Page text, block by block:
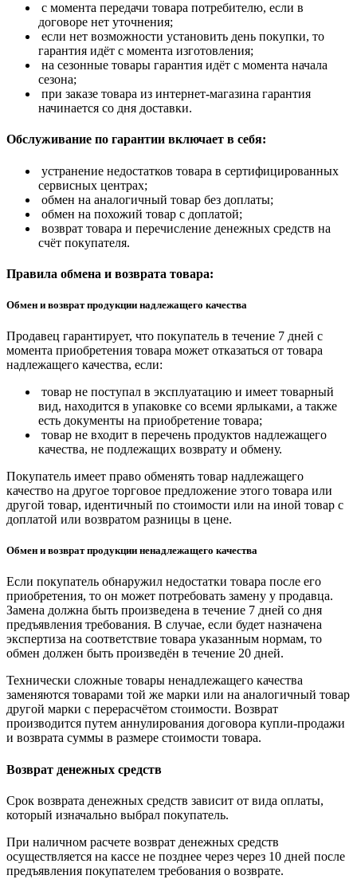
с момента передачи товара потребителю, если в
договоре нет уточнения;
если нет возможности установить день покупки, то
гарантия идёт с момента изготовления;
на сезонные товары гарантия идёт с момента начала
сезона;
при заказе товара из интернет-магазина гарантия
начинается со дня доставки.
Обслуживание по гарантии включает в себя:
устранение недостатков товара в сертифицированных
сервисных центрах;
обмен на аналогичный товар без доплаты;
обмен на похожий товар с доплатой;
возврат товара и перечисление денежных средств на
счёт покупателя.
Правила обмена и возврата товара:
Обмен и возврат продукции надлежащего качества
Продавец гарантирует, что покупатель в течение 7 дней с
момента приобретения товара может отказаться от товара
надлежащего качества, если:
товар не поступал в эксплуатацию и имеет товарный
вид, находится в упаковке со всеми ярлыками, а также
есть документы на приобретение товара;
товар не входит в перечень продуктов надлежащего
качества, не подлежащих возврату и обмену.
Покупатель имеет право обменять товар надлежащего
качество на другое торговое предложение этого товара или
другой товар, идентичный по стоимости или на иной товар с
доплатой или возвратом разницы в цене.
Обмен и возврат продукции ненадлежащего качества
Если покупатель обнаружил недостатки товара после его
приобретения, то он может потребовать замену у продавца.
Замена должна быть произведена в течение 7 дней со дня
предъявления требования. В случае, если будет назначена
экспертиза на соответствие товара указанным нормам, то
обмен должен быть произведён в течение 20 дней.
Технически сложные товары ненадлежащего качества
заменяются товарами той же марки или на аналогичный товар
другой марки с перерасчётом стоимости. Возврат
производится путем аннулирования договора купли-продажи
и возврата суммы в размере стоимости товара.
Возврат денежных средств
Срок возврата денежных средств зависит от вида оплаты,
который изначально выбрал покупатель.
При наличном расчете возврат денежных средств
осуществляется на кассе не позднее через через 10 дней после
предъявления покупателем требования о возврате.